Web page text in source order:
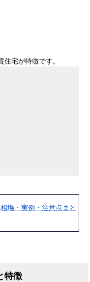
住宅が特徴です。
場・実例・注意点まと
特徴